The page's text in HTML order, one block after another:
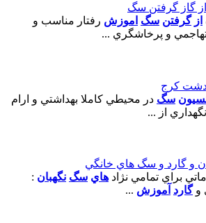
گاز گرفتن سگ
از گرفتن سگ اموزش رفتار مناسب و
و پرخاشگري ...
کرج
سگ در محيطي کاملا بهداشتي و ارام
از ...
و گارد و سگ هاي خانگي
براي تمامي نژاد هاي سگ نگهبان :
وگارد آموزش ...